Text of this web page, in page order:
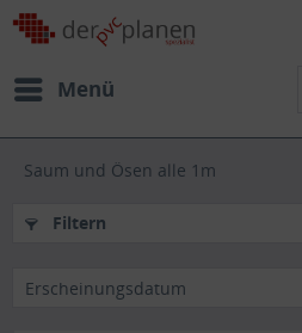
Menü
Saum und Ösen alle 1m
Filtern
Erscheinungsdatum